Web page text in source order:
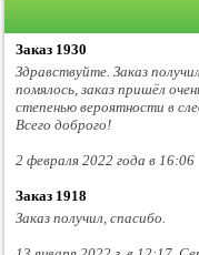
Заказ 1930
Здравствуйте. Заказ
помялось, заказ пришёл
степенью вероятности в
Всего доброго!
2 февраля 2022 года в 16:06
Заказ 1918
Заказ получил, спасибо.